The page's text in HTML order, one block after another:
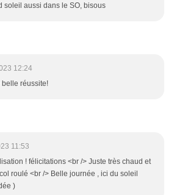
soleil aussi dans le SO, bisous
12:24
belle réussite!
11:53
! félicitations <br /> Juste très chaud et
roulé <br /> Belle journée , ici du soleil
)